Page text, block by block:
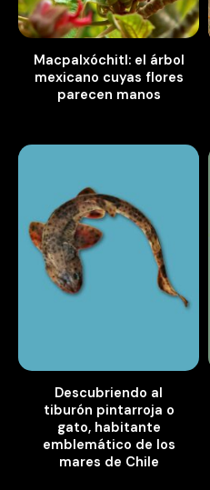
Macpalxóchitl: el árbol
mexicano cuyas flores
parecen manos
Descubriendo al
tiburón pintarroja o
gato, habitante
emblemático de los
mares de Chile